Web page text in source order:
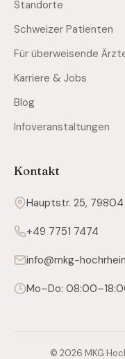
Standorte
Schweizer Patienten
Für überweisende
Karriere & Jobs
Blog
Infoveranstaltungen
Kontakt
Hauptstr. 25, 79804
+49 7751 7474
info@mkg-
Mo–Do:
© 2026 MKG